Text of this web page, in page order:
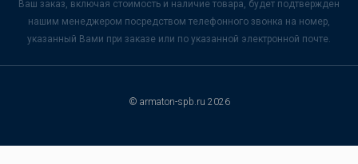
Ваш заказ, включая стоимость и наличие товара, будет подтвержден
нашим менеджером посредством телефонного звонка на номер,
указанный Вами при заказе или по указанной электронной почте.
© armaton-spb.ru 2026